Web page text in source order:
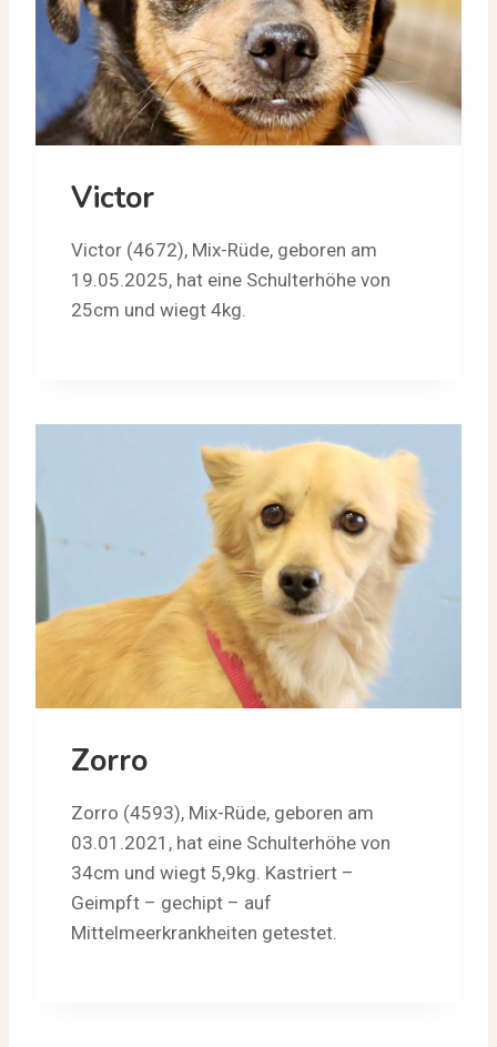
Victor
Victor (4672), Mix-Rüde, geboren am
19.05.2025, hat eine Schulterhöhe von
25cm und wiegt 4kg.
Zorro
Zorro (4593), Mix-Rüde, geboren am
03.01.2021, hat eine Schulterhöhe von
34cm und wiegt 5,9kg. Kastriert –
Geimpft – gechipt – auf
Mittelmeerkrankheiten getestet.